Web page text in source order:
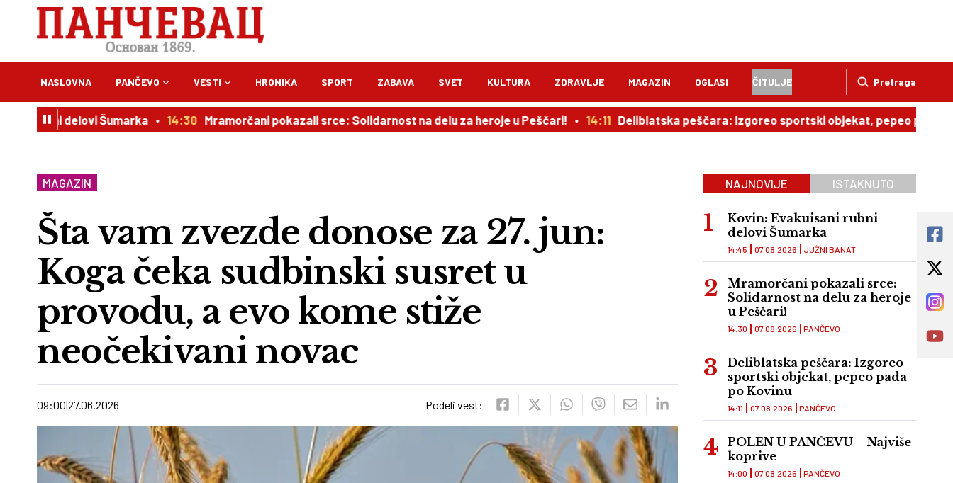
Pretraga
NASLOVNA PANČEVO VESTI HRONIKA SPORT ZABAVA SVET KULTURA ZDRAVLJE MAGAZIN OGLASI ČITULJE
rubni delovi Šumarka 14:30 Mramorčani pokazali srce: Solidarnost na delu za heroje u Peščari! 14:11 Deliblatska peščara: Izgoreo sportski objekat, pepeo pada po
MAGAZIN
Šta vam zvezde donose za 27. jun:
Koga čeka sudbinski susret u
provodu, a evo kome stiže
neočekivani novac
09:00 27.06.2026 Podeli vest:
NAJNOVIJE ISTAKNUTO
Kovin: Evakuisani rubni
delovi Šumarka
JUŽNI BANAT
14:45 07.08.2026
Mramorčani pokazali srce:
Solidarnost na delu za heroje
u Peščari!
PANČEVO
14:30 07.08.2026
Deliblatska peščara: Izgoreo
sportski objekat, pepeo pada
po Kovinu
PANČEVO
14:11 07.08.2026
POLEN U PANČEVU – Najviše
koprive
PANČEVO
14:00 07.08.2026